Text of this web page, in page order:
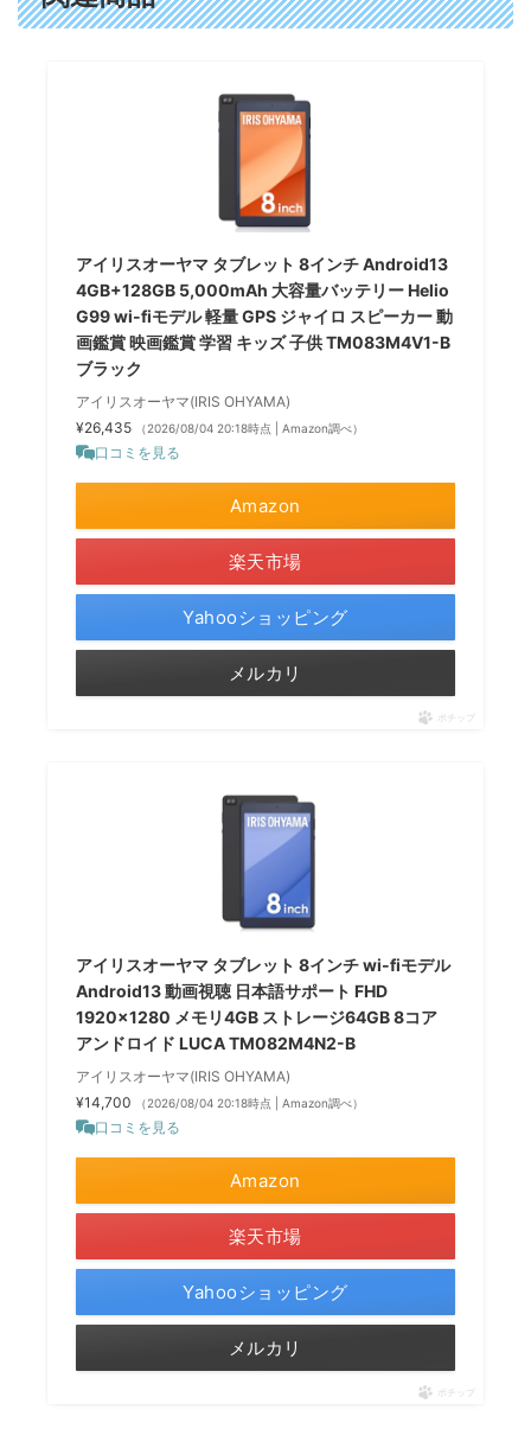
アイリスオーヤマ タブレット 8インチ Android13
4GB+128GB 5,000mAh 大容量バッテリー Helio
G99 wi-fiモデル 軽量 GPS ジャイロ スピーカー 動
画鑑賞 映画鑑賞 学習 キッズ 子供 TM083M4V1-B
ブラック
アイリスオーヤマ(IRIS OHYAMA)
¥26,435
（2026/08/04 20:18時点 | Amazon調べ）
口コミを見る
Amazon
楽天市場
Yahooショッピング
メルカリ
ポチップ
アイリスオーヤマ タブレット 8インチ wi-fiモデル
Android13 動画視聴 日本語サポート FHD
1920x1280 メモリ4GB ストレージ64GB 8コア
アンドロイド LUCA TM082M4N2-B
アイリスオーヤマ(IRIS OHYAMA)
¥14,700
（2026/08/04 20:18時点 | Amazon調べ）
口コミを見る
Amazon
楽天市場
Yahooショッピング
メルカリ
ポチップ